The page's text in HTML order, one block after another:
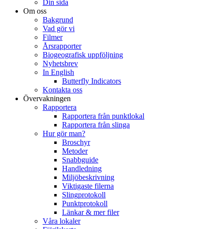
Din sida
Om oss
Bakgrund
Vad gör vi
Filmer
Årsrapporter
Biogeografisk uppföljning
Nyhetsbrev
In English
Butterfly Indicators
Kontakta oss
Övervakningen
Rapportera
Rapportera från punktlokal
Rapportera från slinga
Hur gör man?
Broschyr
Metoder
Snabbguide
Handledning
Miljöbeskrivning
Viktigaste filerna
Slingprotokoll
Punktprotokoll
Länkar & mer filer
Våra lokaler